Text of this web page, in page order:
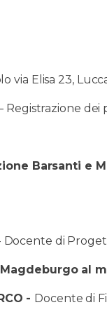
via Elisa 23,
dei
Barsanti e
Docente di
al
- Docente di